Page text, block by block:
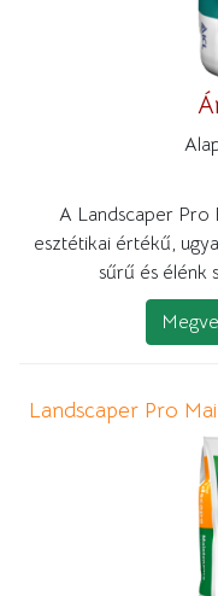
A Landscaper Pro
esztétikai értékű,
sűrű és élénk
Landscaper Pro